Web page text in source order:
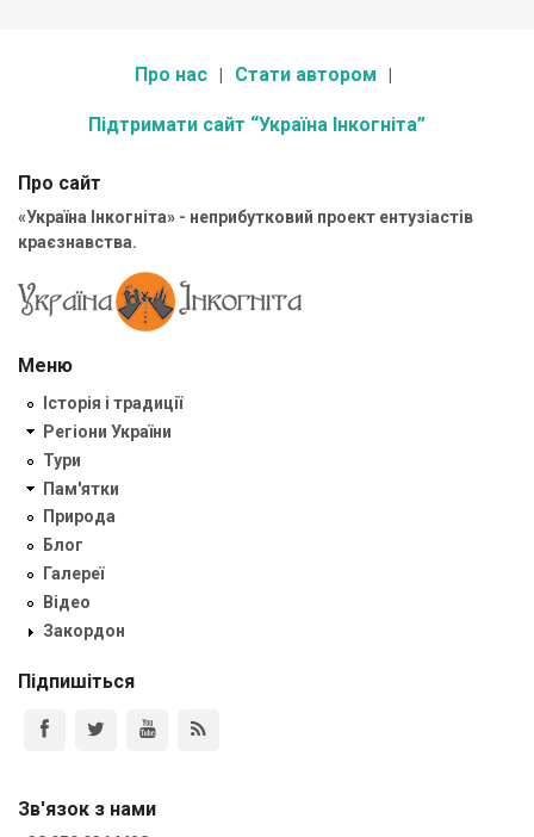
Про нас Стати автором
Підтримати сайт “Україна Інкогніта”
Про сайт
«Україна Інкогніта» - неприбутковий проект ентузіастів
краєзнавства.
Меню
Історія і традиції
Регіони України
Тури
Пам'ятки
Природа
Блог
Галереї
Відео
Закордон
Підпишіться
Зв'язок з нами